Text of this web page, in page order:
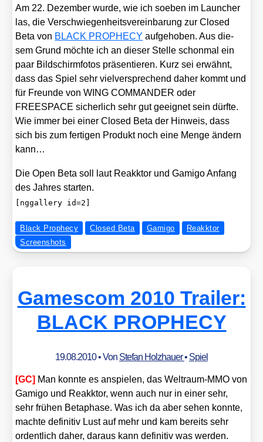
Am 22. Dezem­ber wur­de, wie ich soeben im Laun­cher
las, die Ver­schwie­gen­heits­ver­ein­ba­rung zur Clo­sed
Beta von BLACK PROPHECY auf­ge­ho­ben. Aus die­
sem Grund möch­te ich an die­ser Stel­le schon­mal ein
paar Bild­schirm­fo­tos prä­sen­tie­ren. Kurz sei erwähnt,
dass das Spiel sehr viel­ver­spre­chend daher kommt und
für Freun­de von WING COMMANDER oder
FREESPACE sicher­lich sehr gut geeig­net sein dürf­te.
Wie immer bei einer Clo­sed Beta der Hin­weis, dass
sich bis zum fer­ti­gen Pro­dukt noch eine Men­ge ändern
kann…
Die Open Beta soll laut Reakk­tor und Gami­go Anfang
des Jah­res star­ten.
[nggallery id=2]
Black Prophecy Closed Beta Gamigo
Reakktor
Screenshots
Gamescom 2010 Trailer:
BLACK PROPHECY
19.08.2010• Von Stefan Holzhauer• Spiel
[GC] Man konn­te es anspie­len, das Welt­raum-MMO von
Gami­go und Reakk­tor, wenn auch nur in einer sehr,
sehr frü­hen Beta­pha­se. Was ich da aber sehen konn­te,
mach­te defi­ni­tiv Lust auf mehr und kam bereits sehr
ordent­lich daher, dar­aus kann defi­ni­tiv was wer­den.